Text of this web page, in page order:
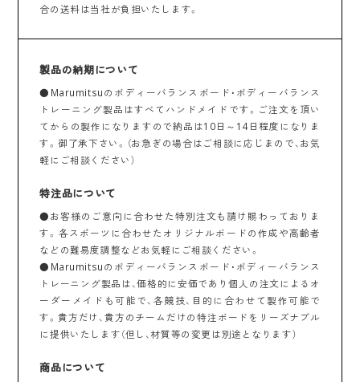
合の送料は当社が負担いたします。
製品の納期について
●Marumitsuのボディーバランスボード ・ボディーバランス
トレーニング製品はすべてハンドメイドです。ご注文を頂い
てからの製作になりますので納品は10日～14日程度になりま
す。御了承下さい。（お急ぎの場合はご相談に応じまので、お気
軽にご相談ください）
特注品について
●お客様のご意向に合わせた特別注文も請け賜わっておりま
す。各スポーツに合わせたオリジナルボードの作成や高齢者
などの難易度調整などお気軽にご相談ください。
●Marumitsuのボディーバランスボード ・ボディーバランス
トレーニング製品は、価格的に安価であり個人の注文によるオ
ーダーメイドも可能で、各競技、目的に合わせて製作可能で
す。貴方だけ、貴方のチームだけの特注ボードをリーズナブル
に提供いたします（但し、材質等の変更は別途となります）
商品について